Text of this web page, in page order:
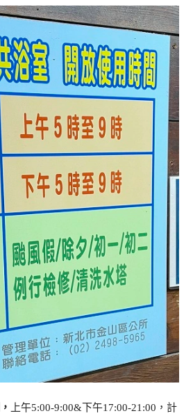
上午5:00-9:00&下午17:00-21:00，計